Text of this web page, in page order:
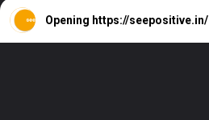
Opening https://seepositive.in/